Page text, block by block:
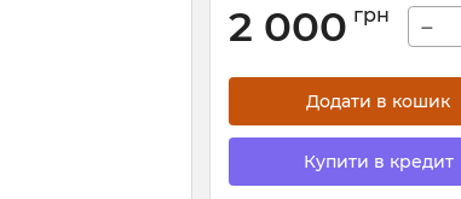
2 000 грн −
Додати в кошик
Купити в кредит